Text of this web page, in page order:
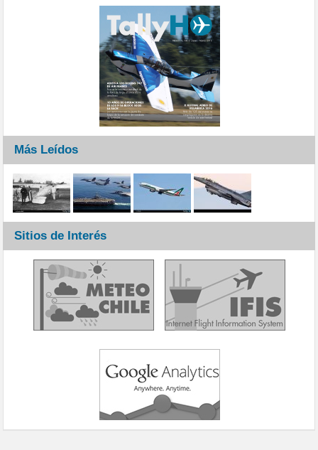
Más Leídos
Sitios de Interés